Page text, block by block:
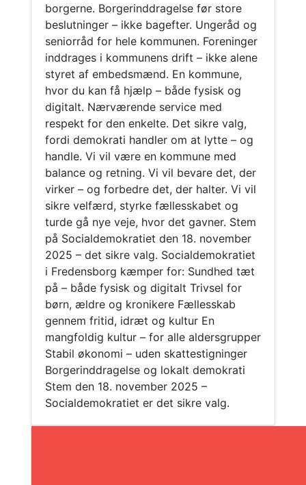
borgerne. Borgerinddragelse før store
beslutninger – ikke bagefter. Ungeråd og
seniorråd for hele kommunen. Foreninger
inddrages i kommunens drift – ikke alene
styret af embedsmænd. En kommune,
hvor du kan få hjælp – både fysisk og
digitalt. Nærværende service med
respekt for den enkelte. Det sikre valg,
fordi demokrati handler om at lytte – og
handle. Vi vil være en kommune med
balance og retning. Vi vil bevare det, der
virker – og forbedre det, der halter. Vi vil
sikre velfærd, styrke fællesskabet og
turde gå nye veje, hvor det gavner. Stem
på Socialdemokratiet den 18. november
2025 – det sikre valg. Socialdemokratiet
i Fredensborg kæmper for: Sundhed tæt
på – både fysisk og digitalt Trivsel for
børn, ældre og kronikere Fællesskab
gennem fritid, idræt og kultur En
mangfoldig kultur – for alle aldersgrupper
Stabil økonomi – uden skattestigninger
Borgerinddragelse og lokalt demokrati
Stem den 18. november 2025 –
Socialdemokratiet er det sikre valg.